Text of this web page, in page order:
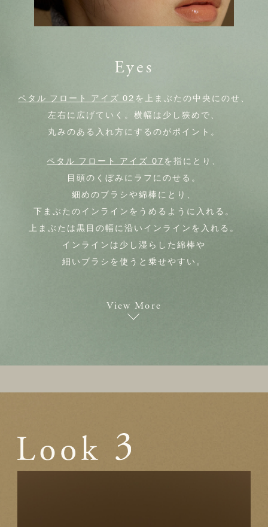
Eyes
ペタル フロート アイズ 02 を上まぶたの中央にのせ、
左右に広げていく。横幅は少し狭めで、
丸みのある入れ方にするのがポイント。
ペタル フロート アイズ 07 を指にとり、
目頭のくぼみにラフにのせる。
細めのブラシや綿棒にとり、
下まぶたのインラインをうめるように入れる。
上まぶたは黒目の幅に沿いインラインを入れる。
インラインは少し湿らした綿棒や
細いブラシを使うと乗せやすい。
View More